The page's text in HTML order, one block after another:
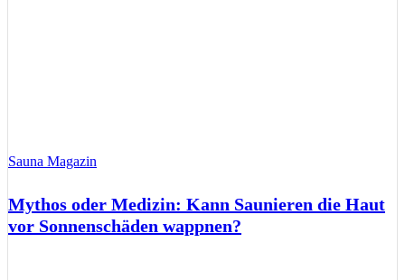
Sauna Magazin
Mythos oder Medizin: Kann Saunieren die Haut
vor Sonnenschäden wappnen?